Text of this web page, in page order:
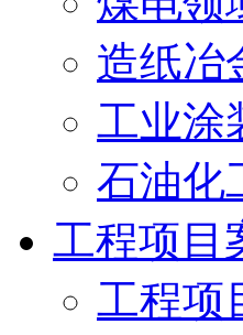
造纸冶
工业涂
石油化
工程项目
工程项